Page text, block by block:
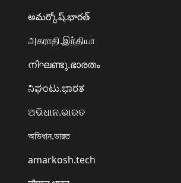
అమర్కోష్.భారత్
அகராதி.இந்தியா
നിഘണ്ടു.ഭാരതം
ನಿಘಂಟು.ಭಾರತ
ଅଭିଧାନ.ଭାରତ
অভিধান.ভারত
amarkosh.tech